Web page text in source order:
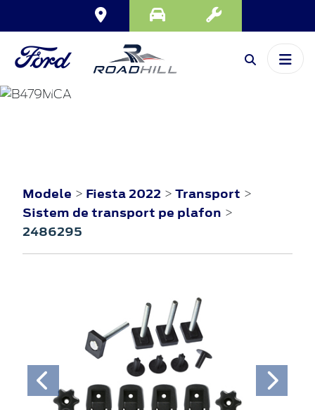
FIESTA
Modele > Fiesta 2022 > Transport >
Sistem de transport pe plafon >
2486295